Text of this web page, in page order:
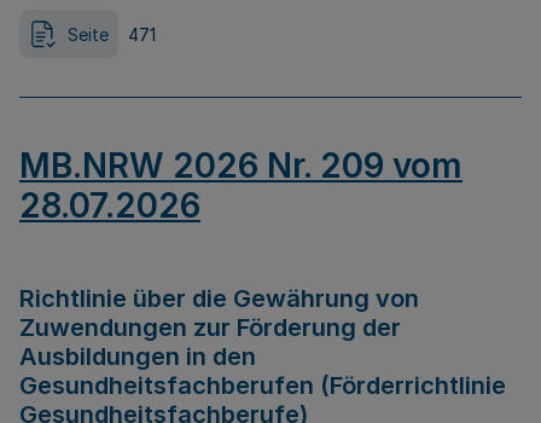
Seite 471
MB.NRW 2026 Nr. 209 vom
28.07.2026
Richtlinie über die Gewährung von
Zuwendungen zur Förderung der
Ausbildungen in den
Gesundheitsfachberufen (Förderrichtlinie
Gesundheitsfachberufe)